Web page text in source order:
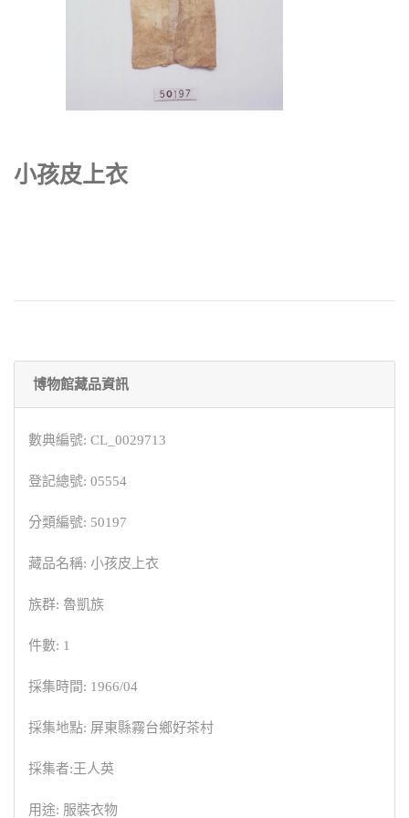
小孩皮上衣
博物館藏品資訊
數典編號: CL_0029713
登記總號: 05554
分類編號: 50197
藏品名稱: 小孩皮上衣
族群: 魯凱族
件數: 1
採集時間: 1966/04
採集地點: 屏東縣霧台鄉好茶村
採集者:王人英
用途: 服裝衣物